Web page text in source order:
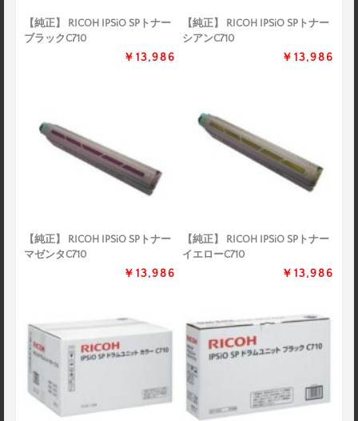
【純正】 RICOH IPSiO SPトナー
ブラックC710
￥13,986
【純正】 RICOH IPSiO SPトナー
シアンC710
￥13,986
【純正】 RICOH IPSiO SPトナー
マゼンタC710
￥13,986
【純正】 RICOH IPSiO SPトナー
イエローC710
￥13,986